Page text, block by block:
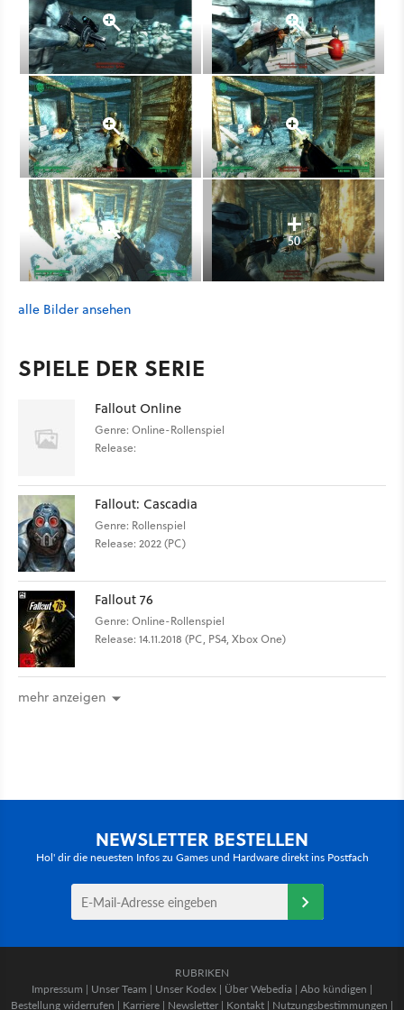
50
alle Bilder ansehen
SPIELE DER SERIE
Fallout Online
Genre: Online-Rollenspiel
Release:
Fallout: Cascadia
Genre: Rollenspiel
Release: 2022 (PC)
Fallout 76
Genre: Online-Rollenspiel
Release: 14.11.2018 (PC, PS4, Xbox One)
mehr anzeigen
NEWSLETTER BESTELLEN
Hol' dir die neuesten Infos zu Games und Hardware direkt ins Postfach
RUBRIKEN
Impressum | Unser Team | Unser Kodex | Über Webedia | Abo kündigen |
Bestellung widerrufen | Karriere | Newsletter | Kontakt | Nutzungsbestimmungen |